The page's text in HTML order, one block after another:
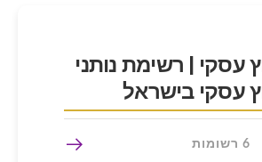
עסקי | רשימת נותני
עסקי בישראל
6 רשומות